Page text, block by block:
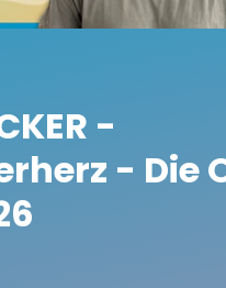
-
- Die